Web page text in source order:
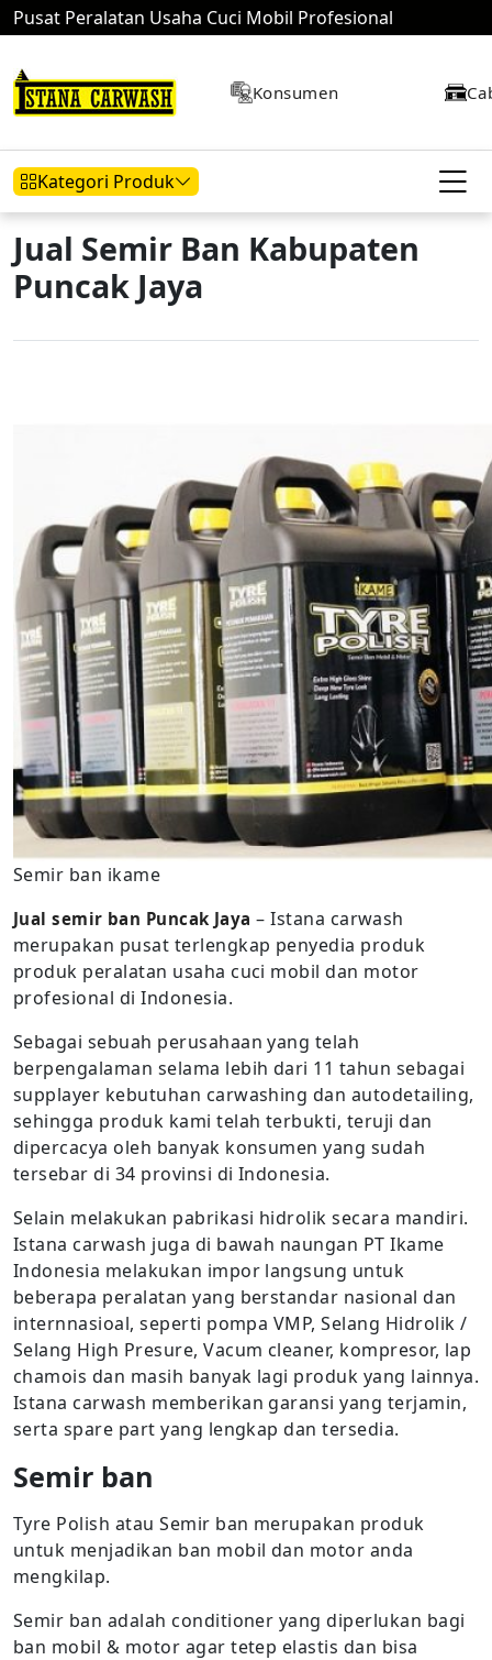
Pusat Peralatan Usaha Cuci Mobil Profesional
Konsumen
Kategori Produk
Hidrolik Mobil Hidrolik Motor
Jual Semir Ban Kabupaten
Puncak Jaya
Semir ban ikame
Jual semir ban Puncak Jaya – Istana carwash
merupakan pusat terlengkap penyedia produk
produk peralatan usaha cuci mobil dan motor
profesional di Indonesia.
Sebagai sebuah perusahaan yang telah
berpengalaman selama lebih dari 11 tahun sebagai
supplayer kebutuhan carwashing dan autodetailing,
sehingga produk kami telah terbukti, teruji dan
dipercacya oleh banyak konsumen yang sudah
tersebar di 34 provinsi di Indonesia.
Selain melakukan pabrikasi hidrolik secara mandiri.
Istana carwash juga di bawah naungan PT Ikame
Indonesia melakukan impor langsung untuk
beberapa peralatan yang berstandar nasional dan
internnasioal, seperti pompa VMP, Selang Hidrolik /
Selang High Presure, Vacum cleaner, kompresor, lap
chamois dan masih banyak lagi produk yang lainnya.
Istana carwash memberikan garansi yang terjamin,
serta spare part yang lengkap dan tersedia.
Semir ban
Tyre Polish atau Semir ban merupakan produk
untuk menjadikan ban mobil dan motor anda
mengkilap.
Semir ban adalah conditioner yang diperlukan bagi
ban mobil & motor agar tetep elastis dan bisa